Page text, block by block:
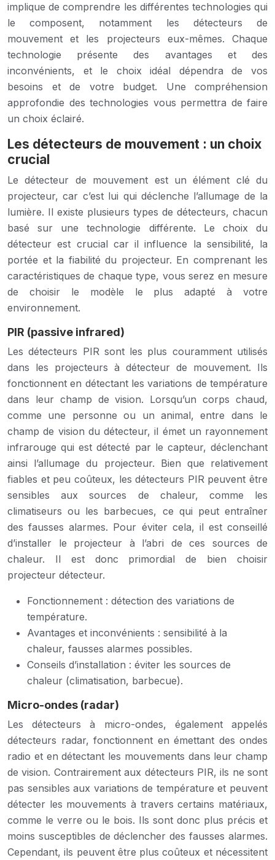
implique de comprendre les différentes technologies qui
le composent, notamment les détecteurs de
mouvement et les projecteurs eux-mêmes. Chaque
technologie présente des avantages et des
inconvénients, et le choix idéal dépendra de vos
besoins et de votre budget. Une compréhension
approfondie des technologies vous permettra de faire
un choix éclairé.
Les détecteurs de mouvement : un choix
crucial
Le détecteur de mouvement est un élément clé du
projecteur, car c’est lui qui déclenche l’allumage de la
lumière. Il existe plusieurs types de détecteurs, chacun
basé sur une technologie différente. Le choix du
détecteur est crucial car il influence la sensibilité, la
portée et la fiabilité du projecteur. En comprenant les
caractéristiques de chaque type, vous serez en mesure
de choisir le modèle le plus adapté à votre
environnement.
PIR (passive infrared)
Les détecteurs PIR sont les plus couramment utilisés
dans les projecteurs à détecteur de mouvement. Ils
fonctionnent en détectant les variations de température
dans leur champ de vision. Lorsqu’un corps chaud,
comme une personne ou un animal, entre dans le
champ de vision du détecteur, il émet un rayonnement
infrarouge qui est détecté par le capteur, déclenchant
ainsi l’allumage du projecteur. Bien que relativement
fiables et peu coûteux, les détecteurs PIR peuvent être
sensibles aux sources de chaleur, comme les
climatiseurs ou les barbecues, ce qui peut entraîner
des fausses alarmes. Pour éviter cela, il est conseillé
d’installer le projecteur à l’abri de ces sources de
chaleur. Il est donc primordial de bien choisir
projecteur détecteur.
Fonctionnement : détection des variations de
température.
Avantages et inconvénients : sensibilité à la
chaleur, fausses alarmes possibles.
Conseils d’installation : éviter les sources de
chaleur (climatisation, barbecue).
Micro-ondes (radar)
Les détecteurs à micro-ondes, également appelés
détecteurs radar, fonctionnent en émettant des ondes
radio et en détectant les mouvements dans leur champ
de vision. Contrairement aux détecteurs PIR, ils ne sont
pas sensibles aux variations de température et peuvent
détecter les mouvements à travers certains matériaux,
comme le verre ou le bois. Ils sont donc plus précis et
moins susceptibles de déclencher des fausses alarmes.
Cependant, ils peuvent être plus coûteux et nécessitent